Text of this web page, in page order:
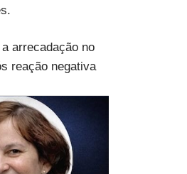
arrecadação no
reação negativa